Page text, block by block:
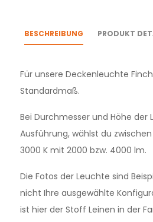
BESCHREIBUNG PRODUKT
Für unsere Deckenleuchte
Standardmaß.
Bei Durchmesser und Höhe der
Ausführung, wählst du
3000 K mit 2000 bzw. 4000 lm.
Die Fotos der Leuchte sind
nicht Ihre ausgewählte
ist hier der Stoff Leinen in der